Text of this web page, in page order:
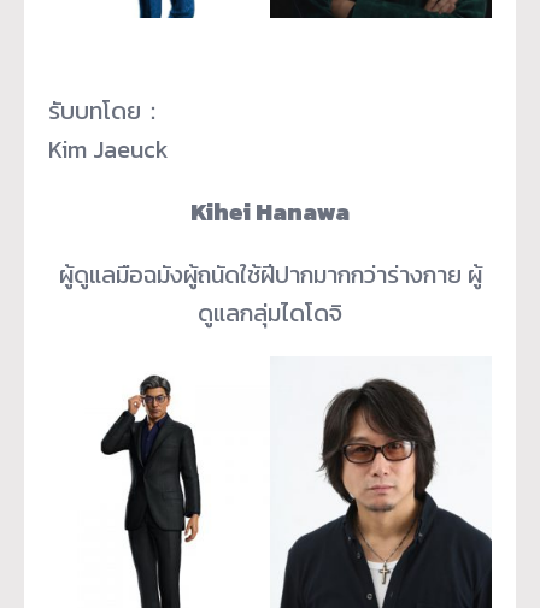
รับบทโดย：
Kim Jaeuck
Kihei Hanawa
ผู้ดูแลมือฉมังผู้ถนัดใช้ฝีปากมากกว่าร่างกาย ผู้
ดูแลกลุ่มไดโดจิ